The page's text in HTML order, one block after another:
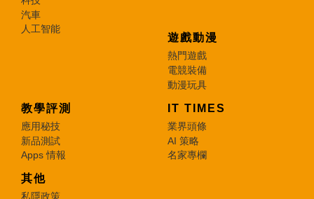
汽車
人工智能
遊戲動漫
熱門遊戲
電競裝備
動漫玩具
教學評測
應用秘技
新品測試
Apps 情報
IT TIMES
業界頭條
AI 策略
名家專欄
其他
私隱政策